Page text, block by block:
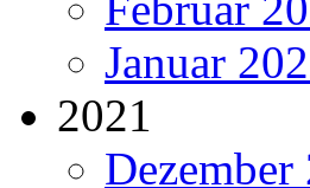
Januar
2021